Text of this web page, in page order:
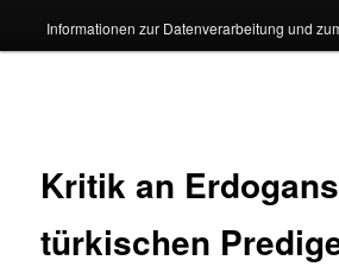
Informationen zur Datenverarbeitung und
Kritik an Erdogans
türkischen